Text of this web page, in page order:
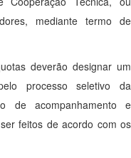
mediante termo de
deverão designar um
processo seletivo da
de acompanhamento e
feitos de acordo com os